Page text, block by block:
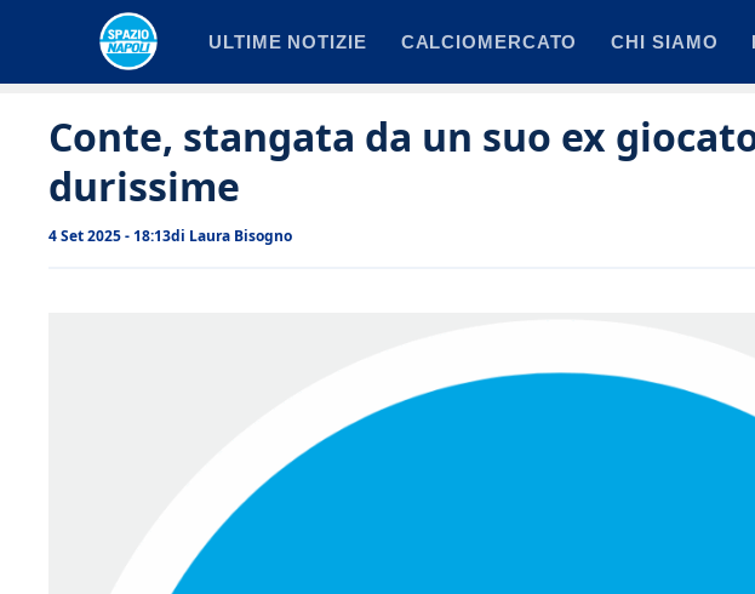
ULTIME NOTIZIE CALCIOMERCATO CHI SIAMO
Conte, stangata da un suo ex
durissime
4 Set 2025 - 18:13di Laura Bisogno